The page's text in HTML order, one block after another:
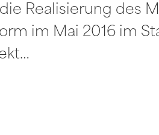
Realisierung des
im Mai 2016 im